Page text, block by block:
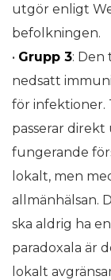
utgör enligt
befolkningen.
• Grupp 3:
nedsatt
för infektioner.
passerar
fungerande
lokalt, men
allmänhälsan.
ska aldrig ha
paradoxala är
lokalt